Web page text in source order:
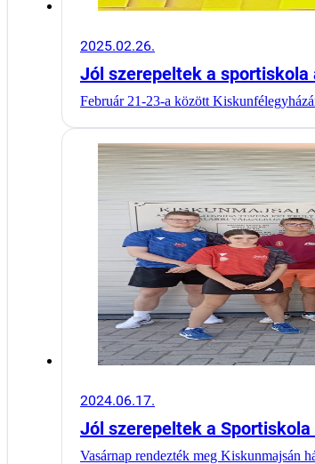
2025.02.26.
Jól szerepeltek a
Február 21-23-a között
2024.06.17.
Jól szerepeltek a
Vasárnap rendezték meg Kiskunmajsán